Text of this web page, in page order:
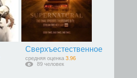
Сверхъестественное
средняя оценка 3.96
89 человек